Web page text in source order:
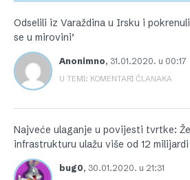
Odselili iz Varaždina u Irsku i
se u mirovini’
Anonimno, 31.01.2020. u 00:17
U TEMI: KOMENTARI ČLANAKA
Najveće ulaganje u povijesti tvrtke:
infrastrukturu ulažu više od 12
bug0, 30.01.2020. u 21:31